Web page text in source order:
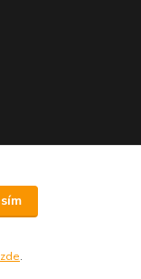
Michle, 140 00 Praha 4
zde.